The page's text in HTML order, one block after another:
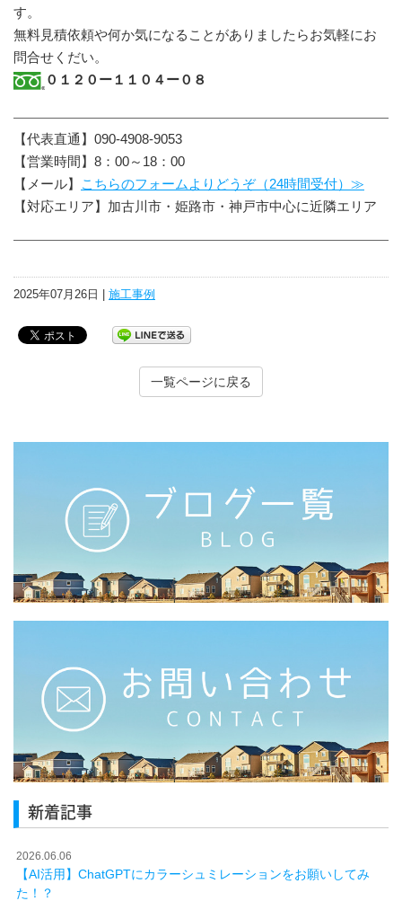
す。
無料見積依頼や何か気になることがありましたらお気軽にお
問合せくだい。
０１２０ー１１０４ー０８
【代表直通】090-4908-9053
【営業時間】8：00～18：00
【メール】
こちらのフォームよりどうぞ（24時間受付）≫
【対応エリア】加古川市・姫路市・神戸市中心に近隣エリア
2025年07月26日 | 施工事例
一覧ページに戻る
新着記事
2026.06.06
【AI活用】ChatGPTにカラーシュミレーションをお願いしてみ
た！？